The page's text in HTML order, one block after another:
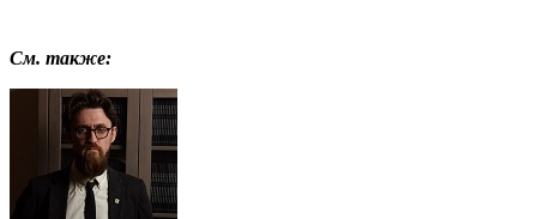
См. также: